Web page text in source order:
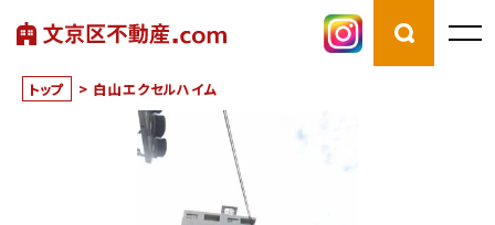
トップ > 白山エクセルハイム